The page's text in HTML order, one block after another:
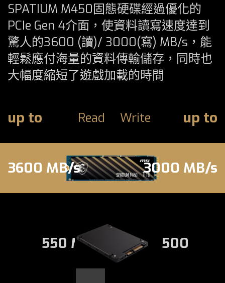
SPATIUM M450固態硬碟經過優化的
PCIe Gen 4介面，使資料讀寫速度達到
驚人的3600 (讀)/ 3000(寫) MB/s，能
輕鬆應付海量的資料傳輸儲存，同時也
大幅度縮短了遊戲加載的時間
up to Read Write up to
3600 MB/s 3000 MB/s
550 MB/s 500